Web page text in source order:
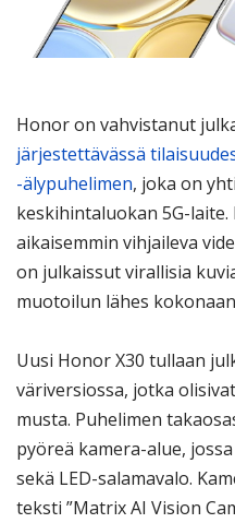
Honor on vahvistanut
järjestettävässä
-älypuhelimen, joka on
keskihintaluokan 5G-
aikaisemmin vihjaileva
on julkaissut virallisia
muotoilun lähes
Uusi Honor X30 tullaan
väriversiossa, jotka
musta. Puhelimen
pyöreä kamera-alue,
sekä LED-salamavalo.
teksti ”Matrix AI Vision